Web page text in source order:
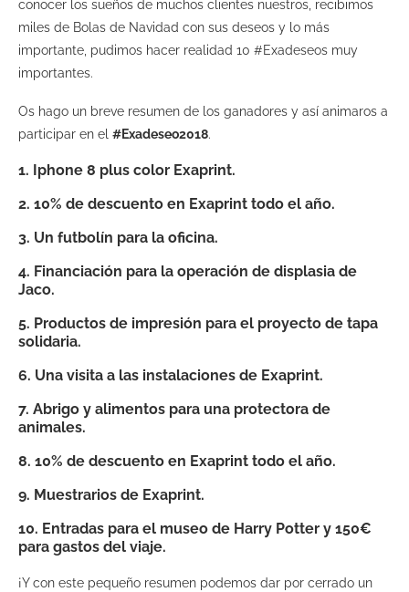
conocer los sueños de muchos clientes nuestros, recibimos
miles de Bolas de Navidad con sus deseos y lo más
importante, pudimos hacer realidad 10 #Exadeseos muy
importantes.
Os hago un breve resumen de los ganadores y así animaros a
participar en el #Exadeseo2018.
1. Iphone 8 plus color Exaprint.
2. 10% de descuento en Exaprint todo el año.
3. Un futbolín para la oficina.
4. Financiación para la operación de displasia de
Jaco.
5. Productos de impresión para el proyecto de tapa
solidaria.
6. Una visita a las instalaciones de Exaprint.
7. Abrigo y alimentos para una protectora de
animales.
8. 10% de descuento en Exaprint todo el año.
9. Muestrarios de Exaprint.
10. Entradas para el museo de Harry Potter y 150€
para gastos del viaje.
¡Y con este pequeño resumen podemos dar por cerrado un